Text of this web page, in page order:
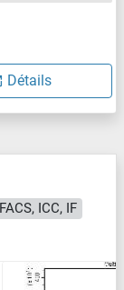
Détails
ICC, IF